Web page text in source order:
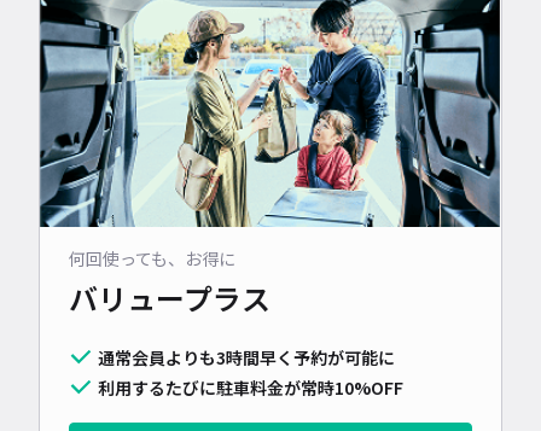
何回使っても、お得に
バリュープラス
通常会員よりも3時間早く予約が可能に
利用するたびに駐車料金が常時10%OFF